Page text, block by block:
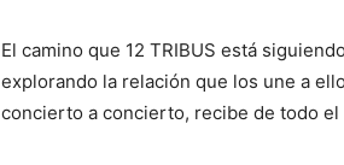
El camino que 12 TRIBUS está
explorando la relación que los une a
concierto a concierto, recibe de todo